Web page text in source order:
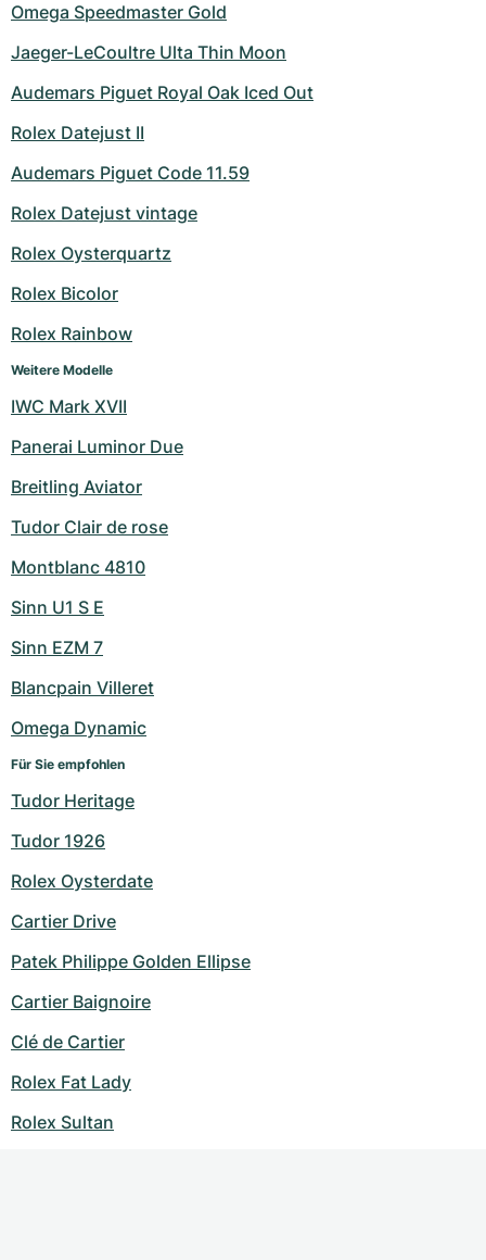
Omega Speedmaster Gold
Jaeger-LeCoultre Ulta Thin Moon
Audemars Piguet Royal Oak Iced Out
Rolex Datejust II
Audemars Piguet Code 11.59
Rolex Datejust vintage
Rolex Oysterquartz
Rolex Bicolor
Rolex Rainbow
Weitere Modelle
IWC Mark XVII
Panerai Luminor Due
Breitling Aviator
Tudor Clair de rose
Montblanc 4810
Sinn U1 S E
Sinn EZM 7
Blancpain Villeret
Omega Dynamic
Für Sie empfohlen
Tudor Heritage
Tudor 1926
Rolex Oysterdate
Cartier Drive
Patek Philippe Golden Ellipse
Cartier Baignoire
Clé de Cartier
Rolex Fat Lady
Rolex Sultan